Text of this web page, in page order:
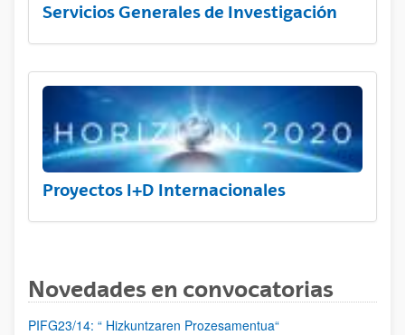
Servicios Generales de Investigación
Proyectos I+D Internacionales
Novedades en convocatorias
PIFG23/14: “ Hizkuntzaren Prozesamentua“